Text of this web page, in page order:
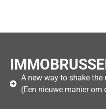
A new way to shake the
(Een nieuwe manier